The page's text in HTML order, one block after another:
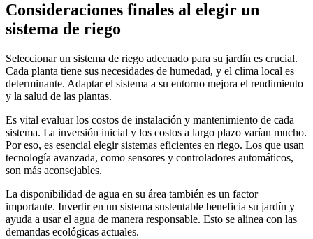
Consideraciones finales al elegir un
sistema de riego
Seleccionar un sistema de riego adecuado para su jardín es crucial.
Cada planta tiene sus necesidades de humedad, y el clima local es
determinante. Adaptar el sistema a su entorno mejora el rendimiento
y la salud de las plantas.
Es vital evaluar los costos de instalación y mantenimiento de cada
sistema. La inversión inicial y los costos a largo plazo varían mucho.
Por eso, es esencial elegir sistemas eficientes en riego. Los que usan
tecnología avanzada, como sensores y controladores automáticos,
son más aconsejables.
La disponibilidad de agua en su área también es un factor
importante. Invertir en un sistema sustentable beneficia su jardín y
ayuda a usar el agua de manera responsable. Esto se alinea con las
demandas ecológicas actuales.